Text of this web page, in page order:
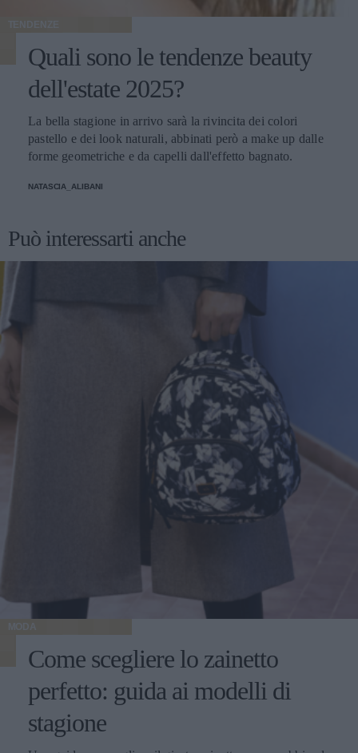
TENDENZE
Quali sono le tendenze beauty
dell'estate 2025?
La bella stagione in arrivo sarà la rivincita dei colori
pastello e dei look naturali, abbinati però a make up dalle
forme geometriche e da capelli dall'effetto bagnato.
NATASCIA_ALIBANI
Può interessarti anche
MODA
Come scegliere lo zainetto
perfetto: guida ai modelli di
stagione